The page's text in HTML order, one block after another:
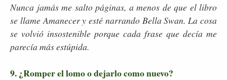
Nunca jamás me salto páginas, a menos de que el libro
se llame Amanecer y esté narrando Bella Swan. La cosa
se volvió insostenible porque cada frase que decía me
parecía más estúpida.
9. ¿Romper el lomo o dejarlo como nuevo?